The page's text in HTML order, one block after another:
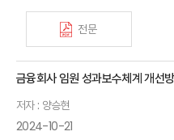
전문
금융회사 임원 성과보수체계 개선
저자 : 양승현
2024-10-21